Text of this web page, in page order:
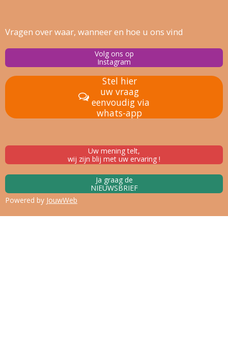
Vragen over waar, wanneer en hoe u ons vind
Volg ons op
Instagram
Stel hier
uw vraag
eenvoudig via
whats-app
Uw mening telt,
wij zijn blij met uw ervaring !
Ja graag de
NIEUWSBRIEF
Powered by JouwWeb